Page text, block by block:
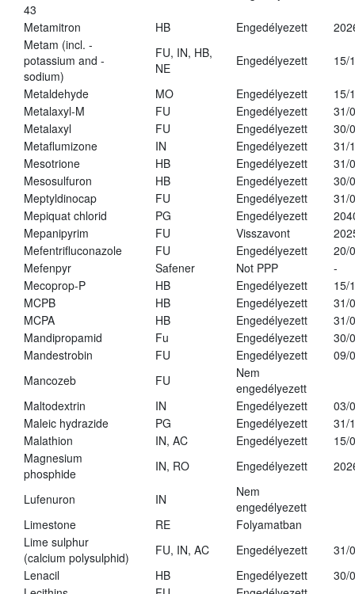
43
Metamitron HB Engedélyezett
Metam (incl. -
potassium and -
sodium)
FU, IN, HB,
NE
Engedélyezett 15/
Metaldehyde MO Engedélyezett
15/
Metalaxyl-M
FU Engedélyezett
31/
Metalaxyl
FU Engedélyezett
30/
Metaflumizone
IN Engedélyezett
31/
Mesotrione
HB Engedélyezett
31/
Mesosulfuron
HB Engedélyezett
30/
Meptyldinocap
FU Engedélyezett
31/
Mepiquat chlorid
PG Engedélyezett
Mepanipyrim
FU Visszavont
Mefentrifluconazole
FU Engedélyezett
20/
Mefenpyr
Safener Not PPP
-
Mecoprop-P
HB Engedélyezett
15/
MCPB
HB Engedélyezett
31/
MCPA
HB Engedélyezett
31/
Mandipropamid
Fu Engedélyezett
30/
Mandestrobin
FU Engedélyezett
09/
Mancozeb
FU
Nem
engedélyezett
Maltodextrin
IN Engedélyezett
03/
Maleic hydrazide
PG Engedélyezett
31/
Malathion
IN, AC Engedélyezett
15/
Magnesium
phosphide
IN, RO Engedélyezett
Lufenuron IN
Nem
engedélyezett
Limestone
RE
Folyamatban
Lime sulphur
(calcium polysulphid)
FU, IN, AC Engedélyezett
31/
Lenacil
HB Engedélyezett
30/